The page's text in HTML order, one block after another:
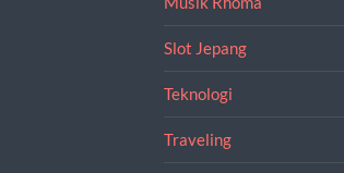
Slot Jepang
Teknologi
Traveling